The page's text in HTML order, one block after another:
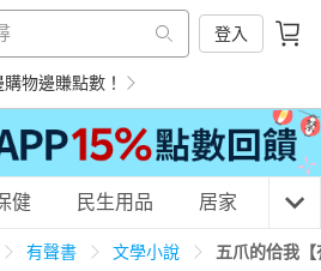
登入
物邊賺點數！
健 民生用品 居家 3C
有聲書 文學小說 五爪的佮我【